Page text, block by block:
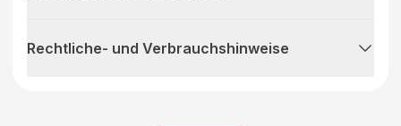
Rechtliche- und Verbrauchshinweise